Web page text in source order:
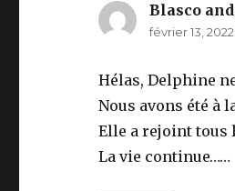
Blasco
février 13,
Hélas, Delphine
Nous avons été à
Elle a rejoint tous
La vie continue……